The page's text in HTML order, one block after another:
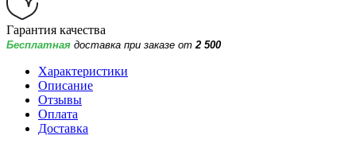
Гарантия качества
Бесплатная доставка при заказе от 2 500
Характеристики
Описание
Отзывы
Оплата
Доставка